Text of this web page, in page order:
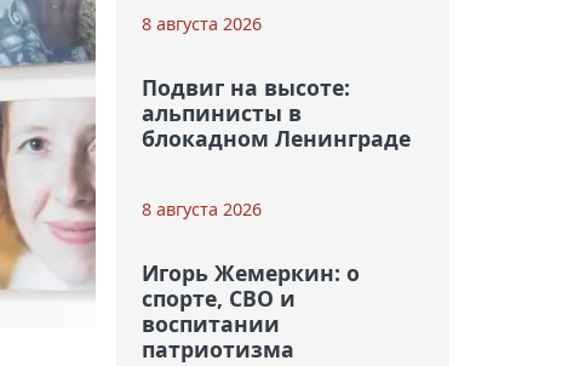
8 августа 2026
Подвиг на высоте:
альпинисты в
блокадном Ленинграде
8 августа 2026
Игорь Жемеркин: о
спорте, СВО и
воспитании
патриотизма